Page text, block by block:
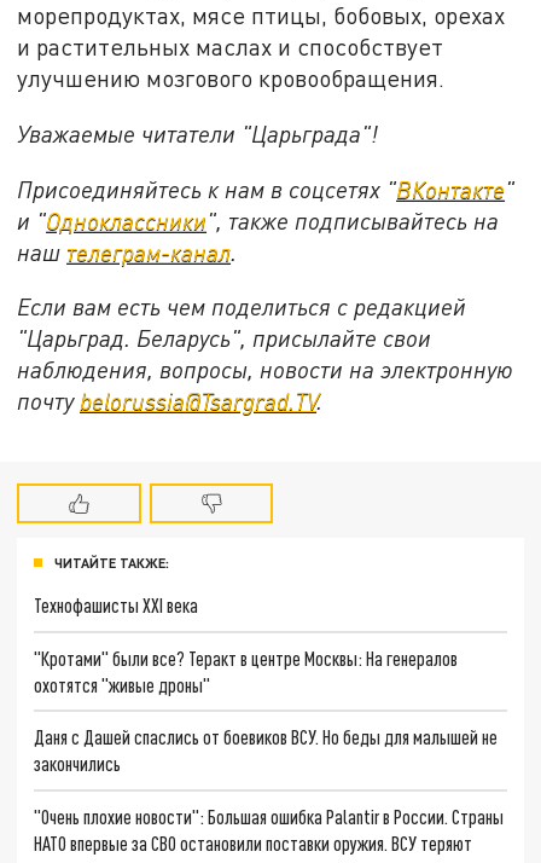
морепродуктах, мясе птицы, бобовых, орехах
и растительных маслах и способствует
улучшению мозгового кровообращения.
Уважаемые читатели "Царьграда"!
Присоединяйтесь к нам в соцсетях "ВКонтакте"
и "Одноклассники", также подписывайтесь на
наш телеграм-канал
Если вам есть чем поделиться с редакцией
"Царьград. Беларусь", присылайте свои
наблюдения, вопросы, новости на электронную
почту belorussia@Tsargrad.TV.
ЧИТАЙТЕ ТАКЖЕ:
Технофашисты XXI века
"Кротами" были все? Теракт в центре Москвы: На генералов
охотятся "живые дроны"
Даня с Дашей спаслись от боевиков ВСУ. Но беды для малышей не
закончились
"Очень плохие новости": Большая ошибка Palantir в России. Страны
НАТО впервые за СВО остановили поставки оружия. ВСУ теряют